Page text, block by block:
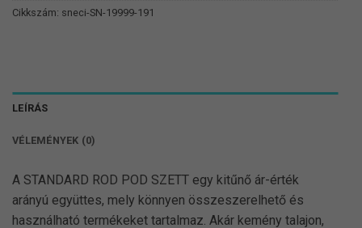
Cikkszám: sneci-SN-19999-191
LEÍRÁS
VÉLEMÉNYEK (0)
A STANDARD ROD POD SZETT egy kitűnő ár-érték
arányú együttes, mely könnyen összeszerelhető és
használható termékeket tartalmaz. Akár kemény talajon,